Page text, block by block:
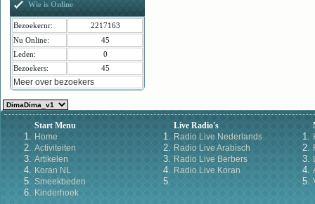
Wie is Online
Bezoekernr:
2217163
Nu Online:
45
Leden:
0
Bezoekers:
45
Meer over bezoekers
Start Menu
Home
Activiteiten
Artikelen
Koran NL
Smeekbeden
Kinderhoek
Live Radio's
Radio Live Nederlands
Radio Live Arabisch
Radio Live Berbers
Radio Live Koran